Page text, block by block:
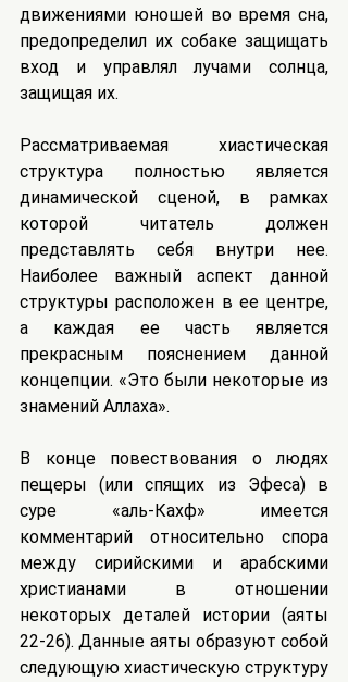
движениями юношей во время сна,
предопределил их собаке защищать
вход и управлял лучами солнца,
защищая их.
Рассматриваемая хиастическая
структура полностью является
динамической сценой, в рамках
которой читатель должен
представлять себя внутри нее.
Наиболее важный аспект данной
структуры расположен в ее центре,
а каждая ее часть является
прекрасным пояснением данной
концепции. «Это были некоторые из
знамений Аллаха».
В конце повествования о людях
пещеры (или спящих из Эфеса) в
суре «аль-Кахф» имеется
комментарий относительно спора
между сирийскими и арабскими
христианами в отношении
некоторых деталей истории (аяты
22-26). Данные аяты образуют собой
следующую хиастическую структуру